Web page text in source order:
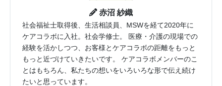
赤沼 紗織
社会福祉士取得後、生活相談員、MSWを経て2020年に
ケアコラボに入社。社会学修士。 医療・介護の現場での
経験を活かしつつ、お客様とケアコラボの距離をもっと
もっと近づけていきたいです。 ケアコラボメンバーのこ
とはもちろん、私たちの想いをいろいろな形で伝え続け
たいと思っています。